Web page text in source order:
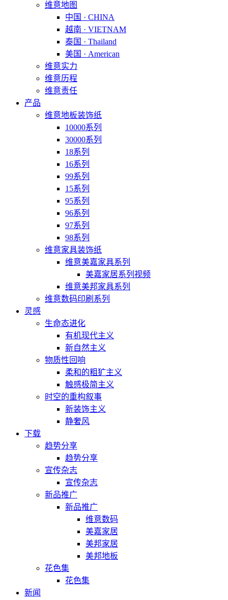
维意地图
中国 · CHINA
越南 · VIETNAM
泰国 · Thailand
美国 · American
维意实力
维意历程
维意责任
产品
维意地板装饰纸
10000系列
30000系列
18系列
16系列
99系列
15系列
95系列
96系列
97系列
98系列
维意家具装饰纸
维意美嘉家具系列
美嘉家居系列视频
维意美邦家具系列
维意数码印刷系列
灵感
生命态进化
有机现代主义
新自然主义
物质性回响
柔和的粗犷主义
触感极简主义
时空的重构叙事
新装饰主义
静奢风
下载
趋势分享
趋势分享
宣传杂志
宣传杂志
新品推广
新品推广
维意数码
美嘉家居
美邦家居
美邦地板
花色集
花色集
新闻